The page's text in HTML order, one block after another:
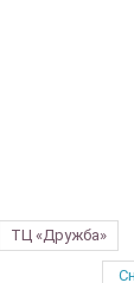
ТЦ «Дружба»